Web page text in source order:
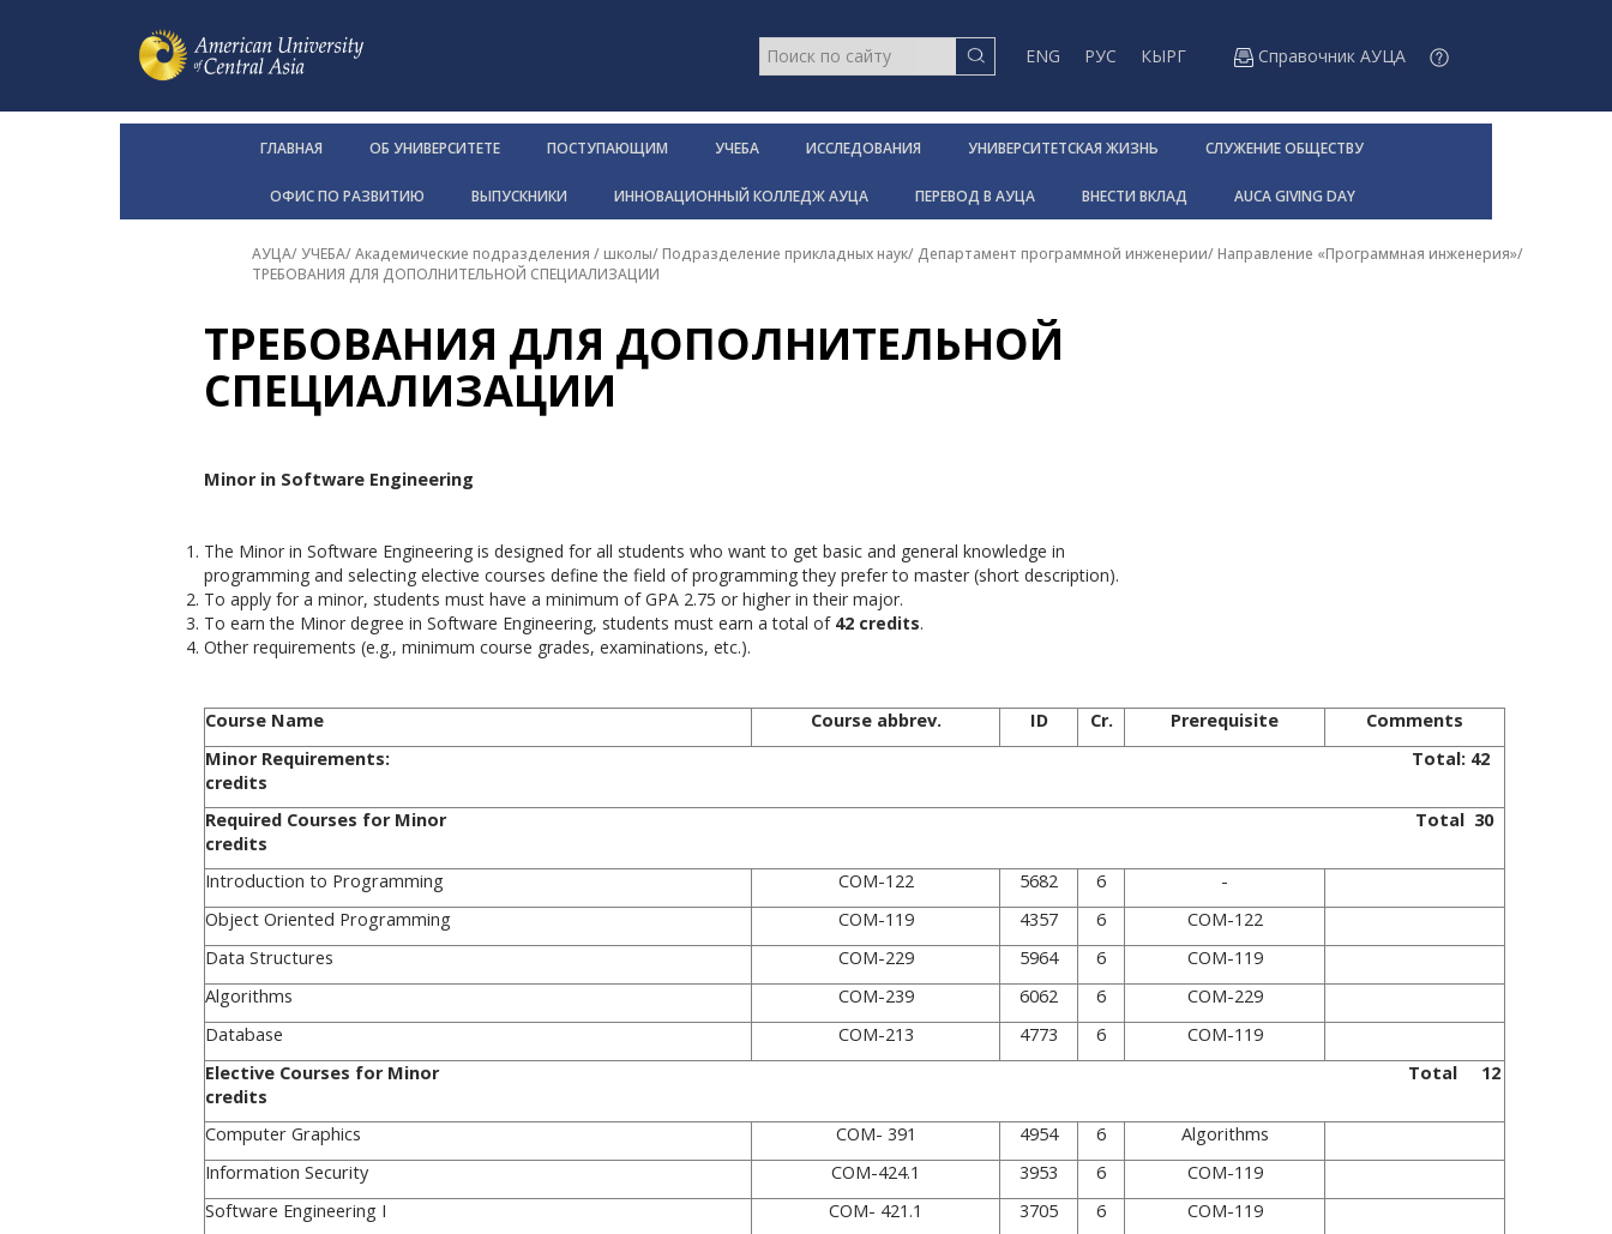
ENG РУС КЫРГ Справочник АУЦА
ГЛАВНАЯ ОБ УНИВЕРСИТЕТЕ ПОСТУПАЮЩИМ УЧЕБА ИССЛЕДОВАНИЯ УНИВЕРСИТЕТСКАЯ ЖИЗНЬ СЛУЖЕНИЕ ОБЩЕСТВУ
ОФИС ПО РАЗВИТИЮ ВЫПУСКНИКИ ИННОВАЦИОННЫЙ КОЛЛЕДЖ АУЦА ПЕРЕВОД В АУЦА ВНЕСТИ ВКЛАД AUCA GIVING DAY
АУЦА/ УЧЕБА/Академические подразделения / школы/Подразделение прикладных наук/Департамент программной инженерии/Направление «Программная инженерия»/
ТРЕБОВАНИЯ ДЛЯ ДОПОЛНИТЕЛЬНОЙ СПЕЦИАЛИЗАЦИИ
ТРЕБОВАНИЯ ДЛЯ ДОПОЛНИТЕЛЬНОЙ
СПЕЦИАЛИЗАЦИИ
Minor in Software Engineering
The Minor in Software Engineering is designed for all students who want to get basic and general knowledge in
programming and selecting elective courses define the field of programming they prefer to master (short description).
To apply for a minor, students must have a minimum of GPA 2.75 or higher in their major.
To earn the Minor degree in Software Engineering, students must earn a total of 42 credits.
Other requirements (e.g., minimum course grades, examinations, etc.).
Course Name Course abbrev. ID Cr. Prerequisite
Comments
Minor Requirements: Total: 42
credits
Required Courses for Minor Total 30
credits
Introduction to Programming
COM-122 5682 6
-
Object Oriented Programming
COM-119 4357 6
COM-122
Data Structures
COM-229 5964 6
COM-119
Algorithms
COM-239 6062 6
COM-229
Database
COM-213 4773 6
COM-119
Elective Courses for Minor Total 12
credits
Computer Graphics
COM- 391 4954 6
Algorithms
Information Security
COM-424.1 3953 6
COM-119
Software Engineering I
COM- 421.1 3705 6
COM-119